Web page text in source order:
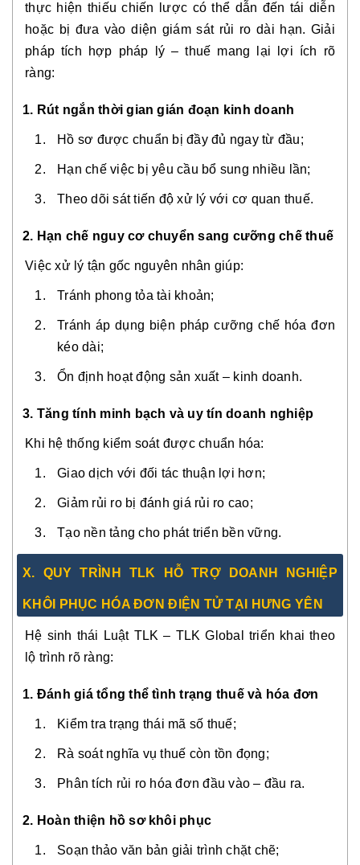
thực hiện thiếu chiến lược có thể dẫn đến tái diễn
hoặc bị đưa vào diện giám sát rủi ro dài hạn. Giải
pháp tích hợp pháp lý – thuế mang lại lợi ích rõ
ràng:
1. Rút ngắn thời gian gián đoạn kinh doanh
Hồ sơ được chuẩn bị đầy đủ ngay từ đầu;
Hạn chế việc bị yêu cầu bổ sung nhiều lần;
Theo dõi sát tiến độ xử lý với cơ quan thuế.
2. Hạn chế nguy cơ chuyển sang cưỡng chế thuế
Việc xử lý tận gốc nguyên nhân giúp:
Tránh phong tỏa tài khoản;
Tránh áp dụng biện pháp cưỡng chế hóa đơn
kéo dài;
Ổn định hoạt động sản xuất – kinh doanh.
3. Tăng tính minh bạch và uy tín doanh nghiệp
Khi hệ thống kiểm soát được chuẩn hóa:
Giao dịch với đối tác thuận lợi hơn;
Giảm rủi ro bị đánh giá rủi ro cao;
Tạo nền tảng cho phát triển bền vững.
X. QUY TRÌNH TLK HỖ TRỢ DOANH NGHIỆP
KHÔI PHỤC HÓA ĐƠN ĐIỆN TỬ TẠI HƯNG YÊN
Hệ sinh thái Luật TLK – TLK Global triển khai theo
lộ trình rõ ràng:
1. Đánh giá tổng thể tình trạng thuế và hóa đơn
Kiểm tra trạng thái mã số thuế;
Rà soát nghĩa vụ thuế còn tồn đọng;
Phân tích rủi ro hóa đơn đầu vào – đầu ra.
2. Hoàn thiện hồ sơ khôi phục
Soạn thảo văn bản giải trình chặt chẽ;